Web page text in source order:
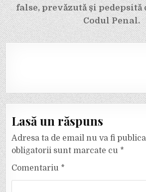
false, prevăzută și pedepsită
Codul Penal.
Lasă un răspuns
Adresa ta de email nu va fi
obligatorii sunt marcate cu *
Comentariu *